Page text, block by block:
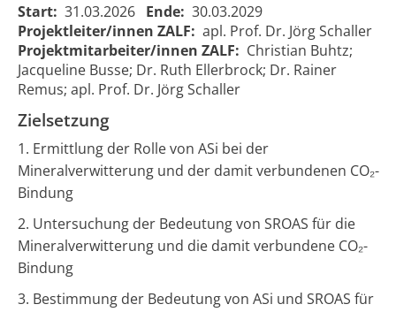
2599
Amorphes
Siliziumdioxid
und
kurzreichweitig
geordnete
Aluminosilikate
eine
Schlüsselrolle
bei der CO2-
Bindung
mineralischen
Verwitterung
Amorphous
silica and short
ranged ordered
as key player
for CO2 binding
during mineral
Start: 31.03.2026 Ende: 30.03.2029
Projektleiter/innen ZALF: apl. Prof. Dr. Jörg Schaller
Projektmitarbeiter/innen ZALF: Christian Buhtz;
Jacqueline Busse; Dr. Ruth Ellerbrock; Dr. Rainer
Remus; apl. Prof. Dr. Jörg Schaller
Zielsetzung
1. Ermittlung der Rolle von ASi bei der
Mineralverwitterung und der damit verbundenen CO₂-
Bindung
2. Untersuchung der Bedeutung von SROAS für die
Mineralverwitterung und die damit verbundene CO₂-
Bindung
​3. Bestimmung der Bedeutung von ASi und SROAS für